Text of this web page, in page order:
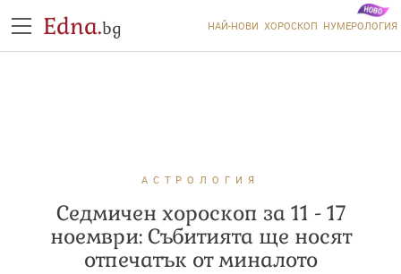
Edna.bg НАЙ-НОВИ ХОРОСКОП НУМЕРОЛОГИЯ
АСТРОЛОГИЯ
Седмичен хороскоп за 11 - 17
ноември: Събитията ще носят
отпечатък от миналото